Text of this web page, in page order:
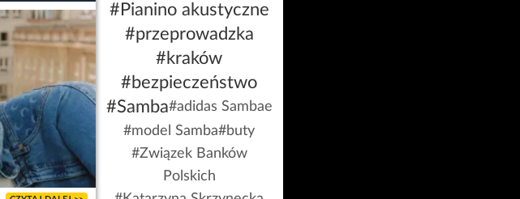
#Pianino akustyczne
#przeprowadzka
#kraków
#bezpieczeństwo
#Samba#adidas Sambae
#model Samba#buty
#Związek Banków
Polskich